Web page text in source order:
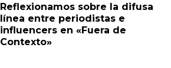
Reflexionamos sobre la difusa
línea entre periodistas e
influencers en «Fuera de
Contexto»